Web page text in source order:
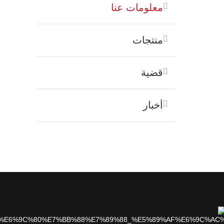
معلومات عنا
منتجات
قضية
أخبار